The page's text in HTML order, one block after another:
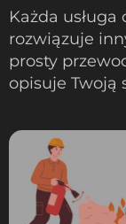
Każda
rozwiązuje
prosty
opisuje Twoją